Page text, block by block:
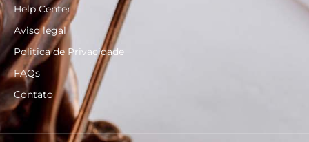
Help Center
Aviso legal
Politica de Privacidade
FAQs
Contato